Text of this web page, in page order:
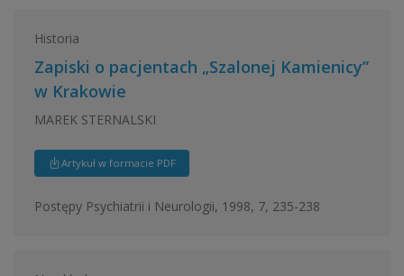
Historia
Zapiski o pacjentach „Szalonej Kamienicy”
w Krakowie
MAREK STERNALSKI
Artykuł w formacie PDF
Postępy Psychiatrii i Neurologii, 1998, 7, 235-238